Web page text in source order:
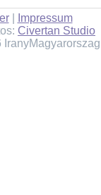
|
Impressum
Civertan Studio